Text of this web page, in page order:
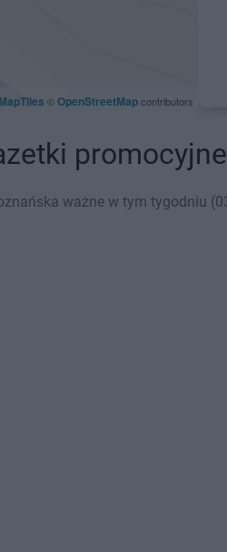
©OpenStreetMapcontributors
promocyjne
ważne w tym tygodniu